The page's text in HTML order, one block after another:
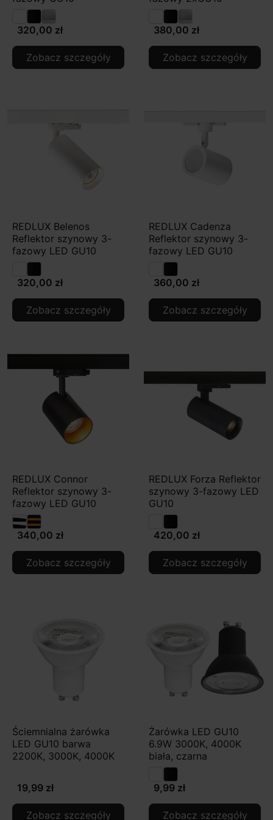
320,00 zł
Zobacz szczegóły
380,00 zł
Zobacz szczegóły
REDLUX Belenos
Reflektor szynowy 3-
fazowy LED GU10
320,00 zł
Zobacz szczegóły
REDLUX Cadenza
Reflektor szynowy 3-
fazowy LED GU10
360,00 zł
Zobacz szczegóły
REDLUX Connor
Reflektor szynowy 3-
fazowy LED GU10
340,00 zł
Zobacz szczegóły
REDLUX Forza Reflektor
szynowy 3-fazowy LED
GU10
420,00 zł
Zobacz szczegóły
Ściemnialna żarówka
LED GU10 barwa
2200K, 3000K, 4000K
19,99 zł
Zobacz szczegóły
Żarówka LED GU10
6.9W 3000K, 4000K
biała, czarna
9,99 zł
Zobacz szczegóły